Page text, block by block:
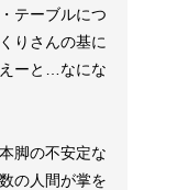
テーブルにつ
りさんの基に
ーと…なにな
脚の不安定な
の人間が掌を